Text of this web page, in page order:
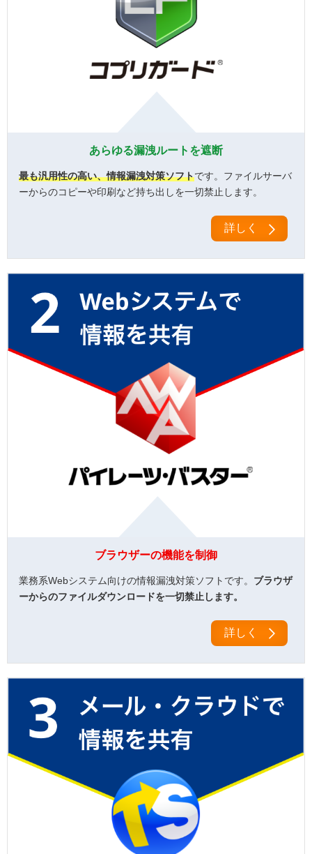
あらゆる漏洩ルートを遮断
最も汎用性の高い、情報漏洩対策ソフトです。ファイルサーバ
ーからのコピーや印刷など持ち出しを一切禁止します。
詳しく
ブラウザーの機能を制御
業務系Webシステム向けの情報漏洩対策ソフトです。 ブラウザ
ーからのファイルダウンロードを一切禁止します。
詳しく